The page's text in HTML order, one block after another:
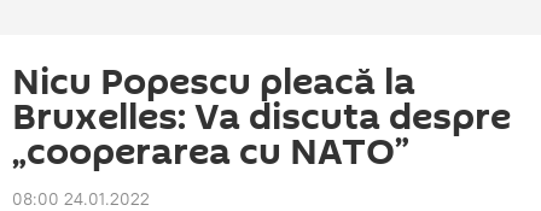
Nicu Popescu pleacă la
Bruxelles: Va discuta despre
„cooperarea cu NATO”
08:00 24.01.2022